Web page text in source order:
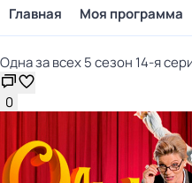
Главная Моя программа
Одна за всех 5 сезон 14-я
0